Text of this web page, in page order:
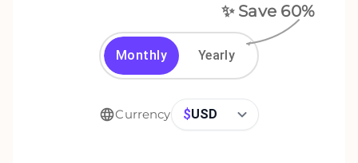
✨ Save 60%
Monthly Yearly
Currency $USD